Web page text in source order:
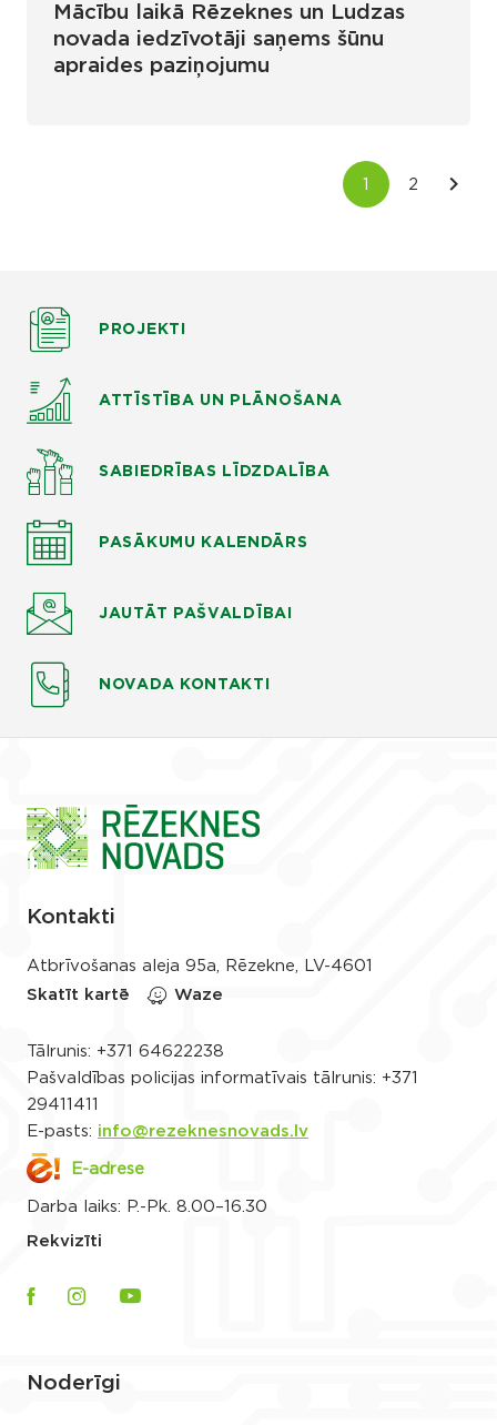
Mācību laikā Rēzeknes un Ludzas
novada iedzīvotāji saņems šūnu
apraides paziņojumu
PROJEKTI
ATTĪSTĪBA UN PLĀNOŠANA
SABIEDRĪBAS LĪDZDALĪBA
PASĀKUMU KALENDĀRS
JAUTĀT PAŠVALDĪBAI
NOVADA KONTAKTI
Kontakti
Atbrīvošanas aleja 95a, Rēzekne, LV-4601
Skatīt kartē
Waze
Tālrunis: +371 64622238
Pašvaldības policijas informatīvais tālrunis: +371
29411411
E-pasts: info@rezeknesnovads.lv
E-adrese
Darba laiks: P.-Pk. 8.00–16.30
Rekvizīti
Noderīgi